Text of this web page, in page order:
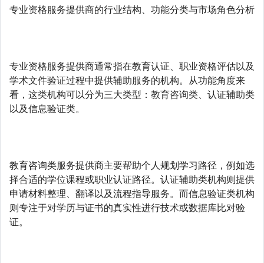
专业资格服务提供商的行业结构、功能分类与市场角色分析
专业资格服务提供商通常指在教育认证、职业资格评估以及
学术文件验证过程中提供辅助服务的机构。从功能角度来
看，这类机构可以分为三大类型：教育咨询类、认证辅助类
以及信息验证类。
教育咨询类服务提供商主要帮助个人规划学习路径，例如选
择合适的学位课程或职业认证路径。认证辅助类机构则提供
申请材料整理、翻译以及流程指导服务。而信息验证类机构
则专注于对学历与证书的真实性进行技术或数据库比对验
证。